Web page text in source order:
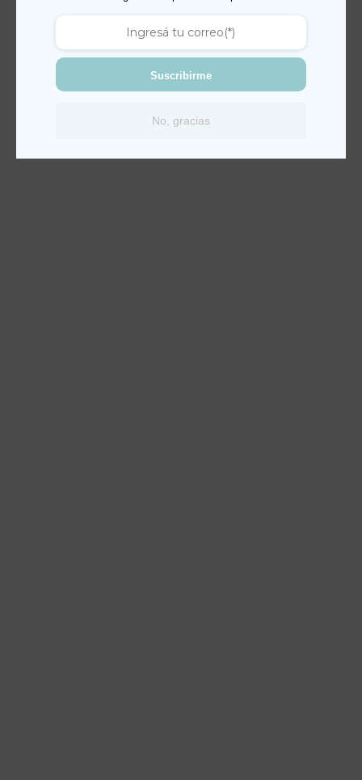
Suscribirme
No, gracias